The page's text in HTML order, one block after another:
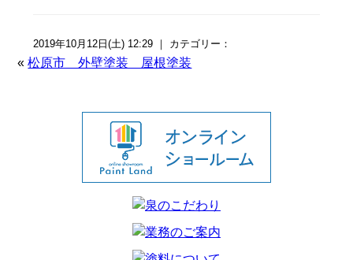
2019年10月12日(土) 12:29 ｜ カテゴリー：
«松原市 外壁塗装 屋根塗装